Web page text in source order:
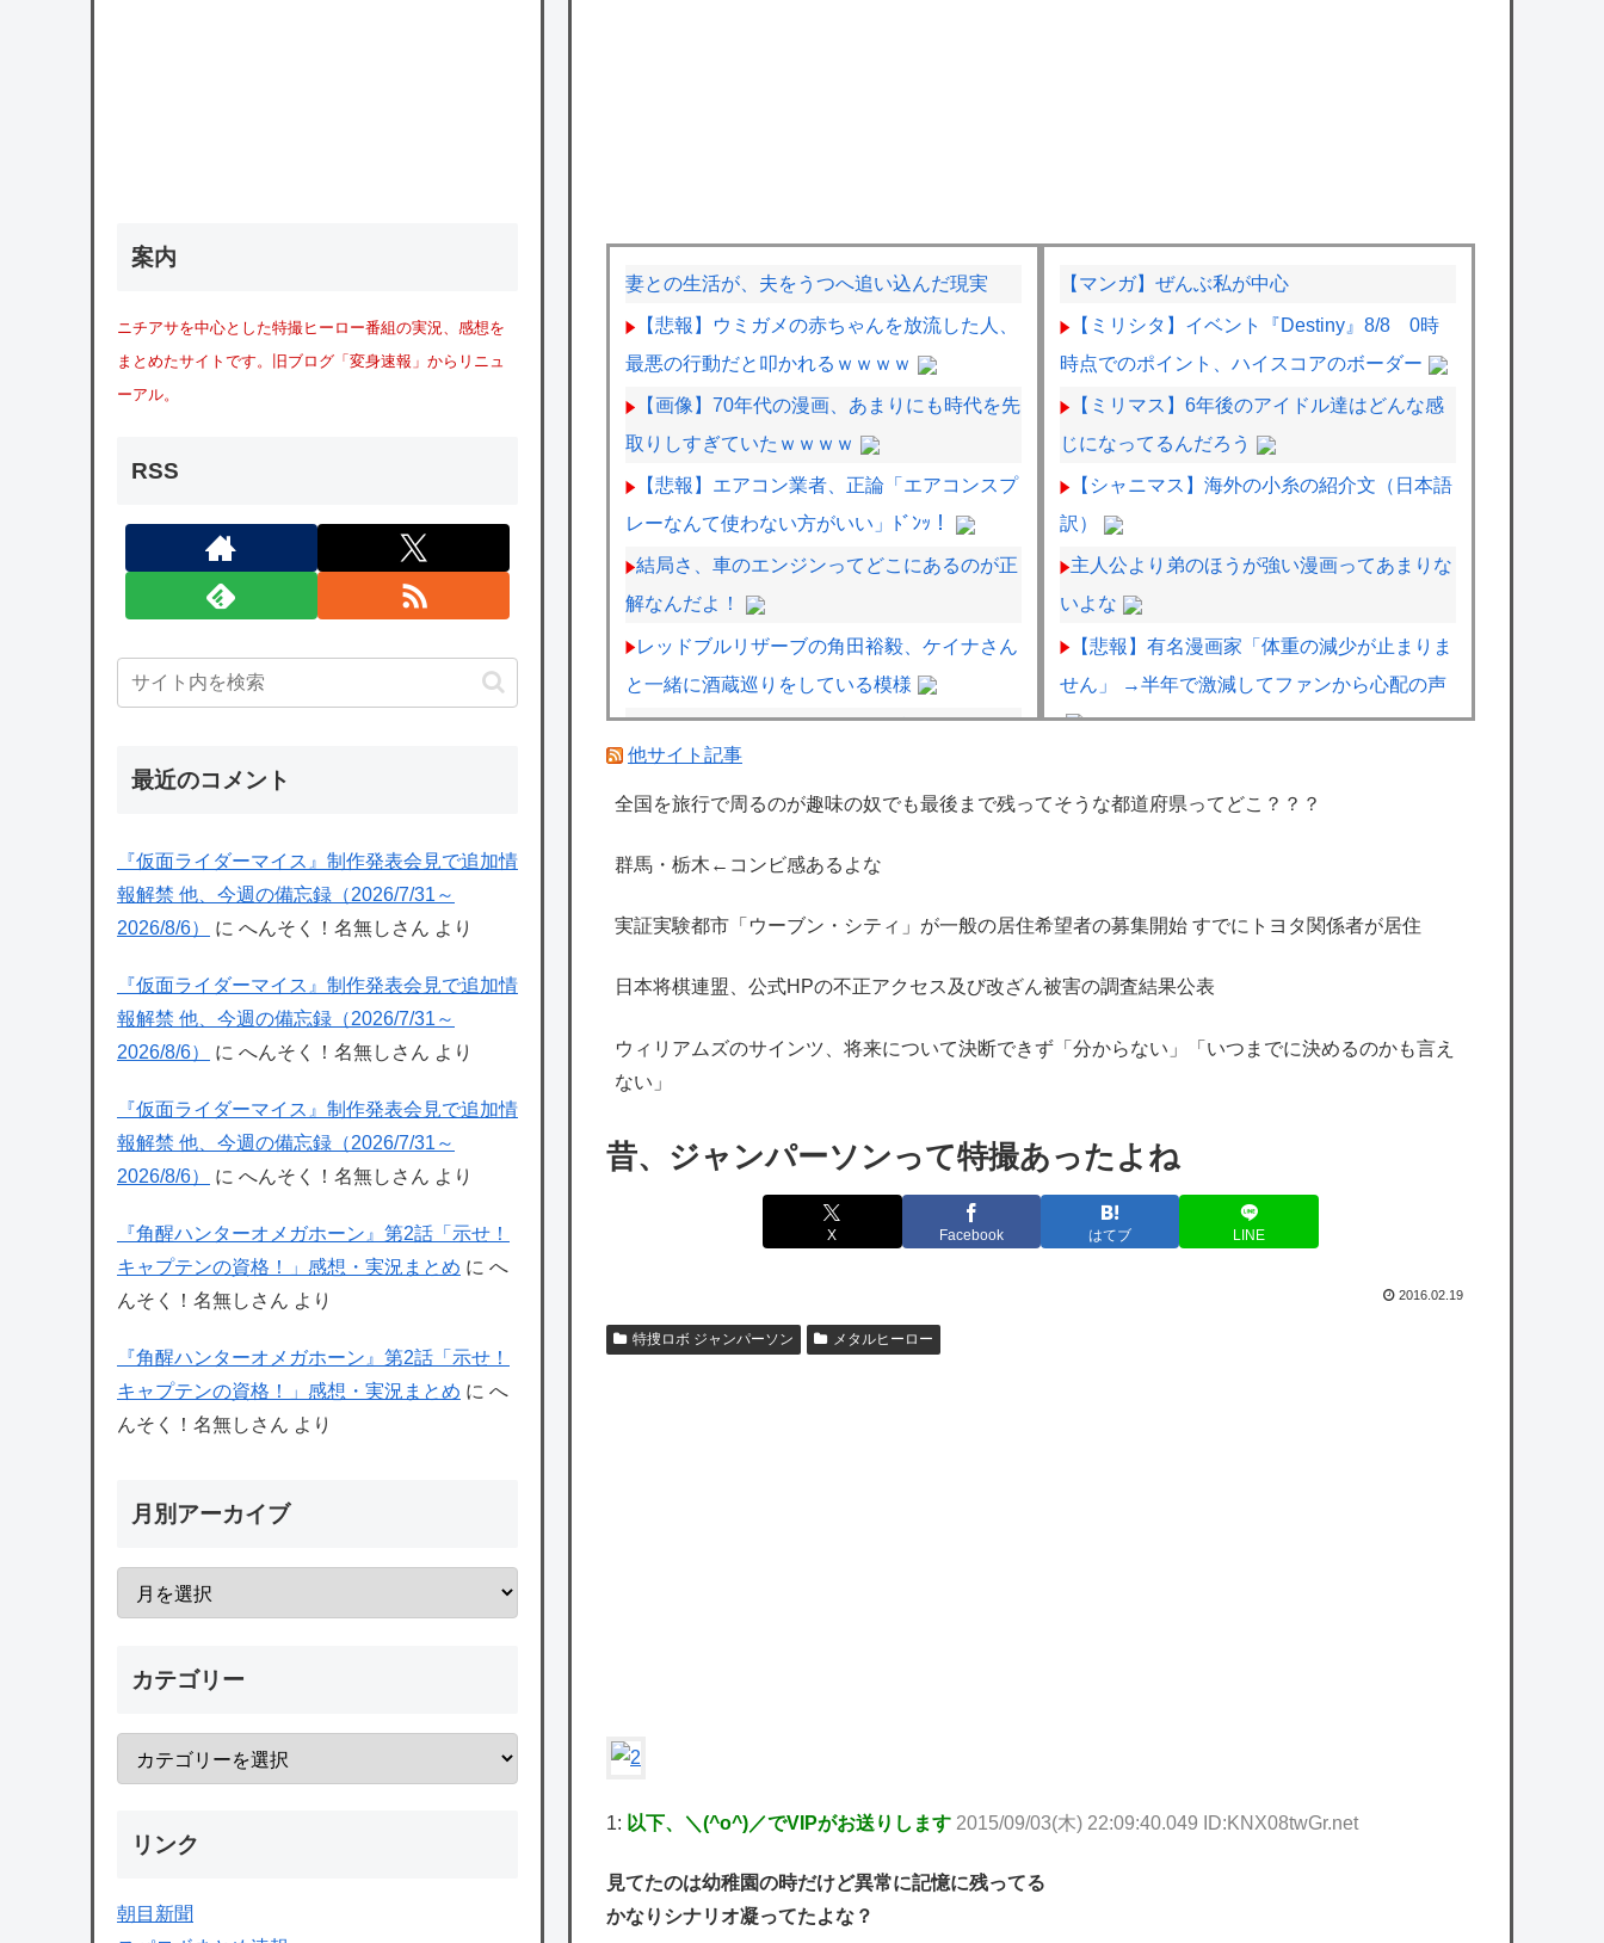
妻との生活が、夫をうつへ追い込んだ現実
【悲報】ウミガメの赤ちゃんを放流した人、
最悪の行動だと叩かれるｗｗｗｗ
【画像】70年代の漫画、あまりにも時代を先
取りしすぎていたｗｗｗｗ
【悲報】エアコン業者、正論「エアコンスプ
レーなんて使わない方がいい」ﾄﾞﾝｯ！
結局さ、車のエンジンってどこにあるのが正
解なんだよ！
レッドブルリザーブの角田裕毅、ケイナさん
と一緒に酒蔵巡りをしている模様
2026スーパーフォーミュラ第8戦「SUGO」
決勝結果
フジテレビ「2026 FORMULA1 サマーブレ
海外「日本は特別！」日本の地震支援を申し
の為替介入再びで海外が大騒ぎ
韓国人「実は日本経済を支えて生かしている
も感謝してるらしい…（ﾌﾞﾙﾌﾞﾙ」＝韓国の反
海外「日本よ、お前がナンバーワンだ」 熊
★【ワートリ】細かい情報まで含めて構成さ
別課題消化時は別として
【マンガ】ぜんぶ私が中心
【ミリシタ】イベント『Destiny』8/8 0時
時点でのポイント、ハイスコアのボーダー
【ミリマス】6年後のアイドル達はどんな感
じになってるんだろう
【シャニマス】海外の小糸の紹介文（日本語
訳）
主人公より弟のほうが強い漫画ってあまりな
いよな
【悲報】有名漫画家「体重の減少が止まりま
せん」 →半年で激減してファンから心配の声
ァーって正直そこまで悪いことしたかな
【艦これ】そもそも深海ってなんか悪いこと
【艦これ】もちもちーの本気 他
【にじさんじ】笹木「本日から1週間ほど里
に帰省してくるやよ～。久々に京都満喫して
くるっ！」
【ホロライブ】これはこれでちょっと裏来い
他サイト記事
全国を旅行で周るのが趣味の奴でも最後まで残ってそうな都道府県ってどこ？？？
群馬・栃木←コンビ感あるよな
実証実験都市「ウーブン・シティ」が一般の居住希望者の募集開始 すでにトヨタ関係者が居住
日本将棋連盟、公式HPの不正アクセス及び改ざん被害の調査結果公表
ウィリアムズのサインツ、将来について決断できず「分からない」「いつまでに決めるのかも言え
ない」
昔、ジャンパーソンって特撮あったよね
X Facebook はてブ LINE
2016.02.19
特捜ロボ ジャンパーソン メタルヒーロー
1: 以下、＼(^o^)／でVIPがお送りします 2015/09/03(木) 22:09:40.049 ID:KNX08twGr.net
見てたのは幼稚園の時だけど異常に記憶に残ってる
かなりシナリオ凝ってたよな？
案内
ニチアサを中心とした特撮ヒーロー番組の実況、感想を
まとめたサイトです。旧ブログ「変身速報」からリニュ
ーアル。
RSS
最近のコメント
『仮面ライダーマイス』制作発表会見で追加情
報解禁 他、今週の備忘録（2026/7/31～
2026/8/6）
に へんそく！名無しさん より
『仮面ライダーマイス』制作発表会見で追加情
報解禁 他、今週の備忘録（2026/7/31～
2026/8/6）
に へんそく！名無しさん より
『仮面ライダーマイス』制作発表会見で追加情
報解禁 他、今週の備忘録（2026/7/31～
2026/8/6）
に へんそく！名無しさん より
『角醒ハンターオメガホーン』第2話「示せ！
キャプテンの資格！」感想・実況まとめ に へ
んそく！名無しさん より
『角醒ハンターオメガホーン』第2話「示せ！
キャプテンの資格！」感想・実況まとめ に へ
んそく！名無しさん より
月別アーカイブ
カテゴリー
リンク
朝目新聞